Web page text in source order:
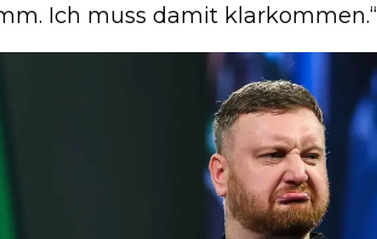
Ich muss damit klarkommen.“